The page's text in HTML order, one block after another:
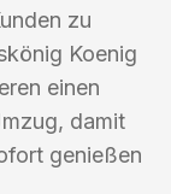
zu
Koenig
einen
damit
genießen